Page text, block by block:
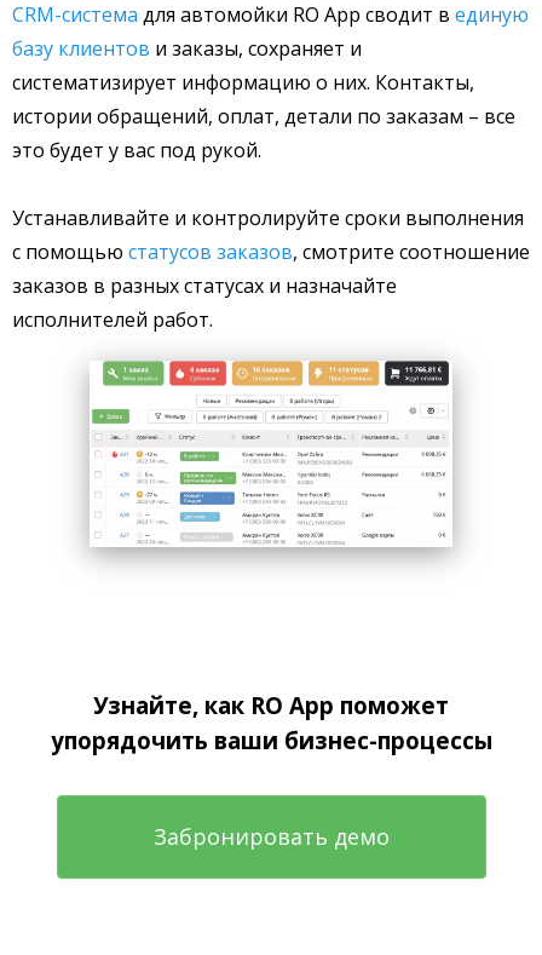
CRM-система для автомойки RO App сводит в единую
базу клиентов и заказы, сохраняет и
систематизирует информацию о них. Контакты,
истории обращений, оплат, детали по заказам – все
это будет у вас под рукой.
Устанавливайте и контролируйте сроки выполнения
с помощью статусов заказов, смотрите соотношение
заказов в разных статусах и назначайте
исполнителей работ.
Узнайте, как RO App поможет
упорядочить ваши бизнес-процессы
Забронировать демо